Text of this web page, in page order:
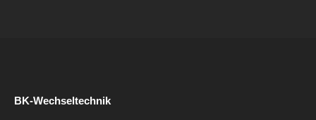
BK-Wechseltechnik